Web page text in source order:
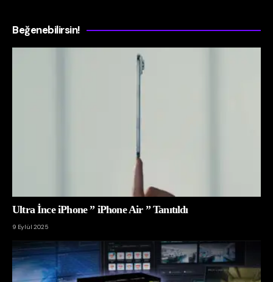
Beğenebilirsin!
Ultra İnce iPhone ” iPhone Air ” Tanıtıldı
9 Eylül 2025